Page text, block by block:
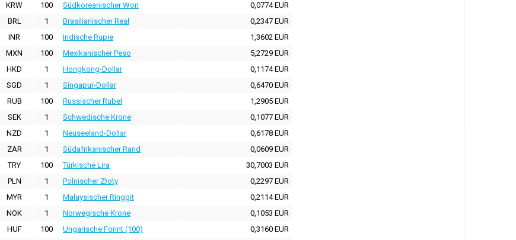
KRW
100 Südkoreanischer Won
0,0774 EUR
BRL
1 Brasilianischer Real
0,2347 EUR
INR
100 Indische Rupie
1,3602 EUR
MXN
100 Mexikanischer Peso
5,2729 EUR
HKD
1 Hongkong-Dollar
0,1174 EUR
SGD
1 Singapur-Dollar
0,6470 EUR
RUB
100 Russischer Rubel
1,2905 EUR
SEK
1 Schwedische Krone
0,1077 EUR
NZD
1 Neuseeland-Dollar
0,6178 EUR
ZAR
1 Südafrikanischer Rand
0,0609 EUR
TRY
100 Türkische Lira
30,7003 EUR
PLN
1 Polnischer Złoty
0,2297 EUR
MYR
1 Malaysischer Ringgit
0,2114 EUR
NOK
1 Norwegische Krone
0,1053 EUR
HUF
100 Ungarische Forint (100)
0,3160 EUR